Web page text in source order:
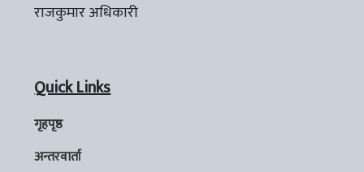
राजकुमार अधिकारी
Quick Links
गृहपृष्ठ
अन्तरवार्ता